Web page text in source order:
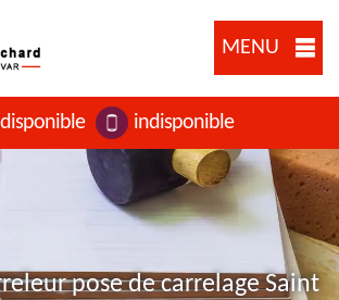
MENU
indisponible
pose de carrelage Saint